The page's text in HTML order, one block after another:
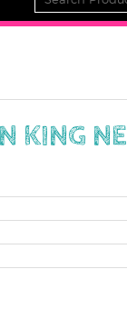
KING NE